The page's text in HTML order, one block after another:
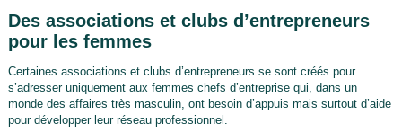
Des associations et clubs d’entrepreneurs
pour les femmes
Certaines associations et clubs d’entrepreneurs se sont créés pour
s’adresser uniquement aux femmes chefs d’entreprise qui, dans un
monde des affaires très masculin, ont besoin d’appuis mais surtout d’aide
pour développer leur réseau professionnel.